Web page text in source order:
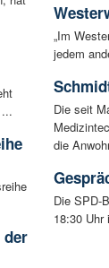
„Im
jedem
Die seit
die
Die SPD-
18:30 Uhr